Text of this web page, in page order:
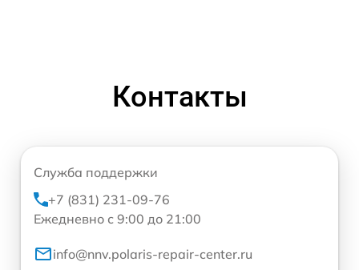
Контакты
Служба поддержки
+7 (831) 231-09-76
Ежедневно с 9:00 до 21:00
info@nnv.polaris-repair-center.ru